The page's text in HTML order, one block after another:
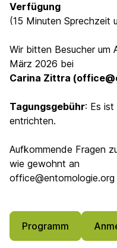
Verfügung
(15 Minuten Sprechzeit
Wir bitten Besucher um
März 2026 bei
Carina Zittra
Tagungsgebühr: Es ist
entrichten.
Aufkommende Fragen
wie gewohnt an
office@entomologie.org
Programm